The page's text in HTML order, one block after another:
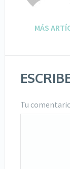
MÁS
Tu